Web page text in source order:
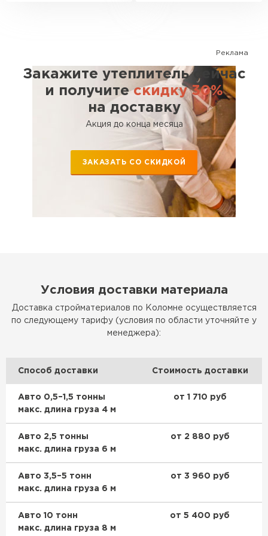
Реклама
Закажите утеплитель сейчас
и получитескидку 30%
на доставку
Акция до конца месяца
ЗАКАЗАТЬ СО СКИДКОЙ
Условия доставки материала
Доставка стройматериалов по Коломне осуществляется
по следующему тарифу (условия по области уточняйте у
менеджера):
Способ доставки Стоимость доставки
Авто 0,5–1,5 тонны
макс. длина груза 4 м
от 1 710 руб
Авто 2,5 тонны
макс. длина груза 6 м
от 2 880 руб
Авто 3,5–5 тонн
макс. длина груза 6 м
от 3 960 руб
Авто 10 тонн
макс. длина груза 8 м
от 5 400 руб
Утеплитель Теплекс
ПЕРЕЙТИ
Утеплитель Изомин
ПЕРЕЙТИ
Рулонная кровля Брит
ПЕРЕЙТИ
Утеплитель Isoroc
Утеплитель Isover
Утеплитель Penoplex